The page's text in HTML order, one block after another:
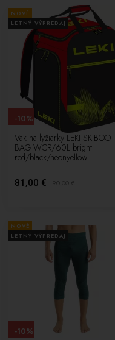
NOVÉ
LETNÝ VÝPREDAJ
Vak na lyžiarky LEKI SKIBOOT
BAG WCR/60L bright
red/black/neonyellow
81,00 € 90,00€
-10%
NOVÉ
LETNÝ VÝPREDAJ
-10%